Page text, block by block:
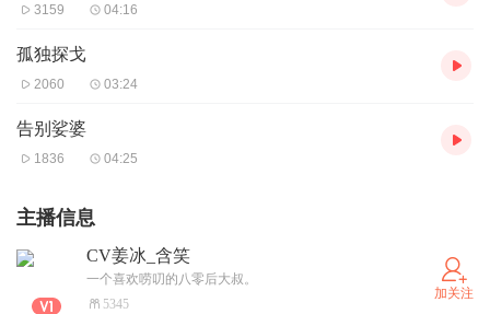
3159 04:16
孤独探戈
2060 03:24
告别娑婆
1836 04:25
主播信息
CV姜冰_含笑
一个喜欢唠叨的八零后大叔。
5345
加关注